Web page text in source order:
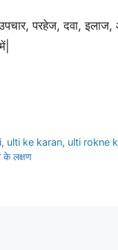
परहेज, दवा,
, ulti ke karan, ulti rokne
के लक्षण